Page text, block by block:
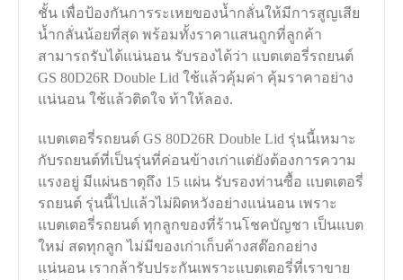
ชั้น เพื่อป้องกันการระเหยของน้ำกลั่นให้มีการสูญเสีย
น้ำกลั่นน้อยที่สุด พร้อมทั้งราคาแสนถูกที่ลูกค้า
สามารถรับได้แน่นอน รับรองได้ว่า แบตเตอรี่รถยนต์
GS 80D26R Double Lid ใช้แล้วคุ้มค่า คุ้มราคาอย่าง
แน่นอน ใช้แล้วติดใจ ท้าให้ลอง.
แบตเตอรี่รถยนต์ GS 80D26R Double Lid รุ่นนี้เหมาะ
กับรถยนต์ที่เป็นรุ่นที่ค่อนข้างเก่าแต่ยังต้องการความ
แรงอยู่ มีแผ่นธาตุถึง 15 แผ่น รับรองท่านซื้อ แบตเตอรี่
รถยนต์ รุ่นนี้ไปแล้วไม่ผิดหวังอย่างแน่นอน เพราะ
แบตเตอรี่รถยนต์ ทุกลูกของที่ร้านโชคบัญชา เป็นแบต
ใหม่ สดทุกลูก ไม่มีของเก่าเก็บค้างสต๊อกอย่าง
แน่นอน เรากล้ารับประกันเพราะแบตเตอรี่ที่เราขาย